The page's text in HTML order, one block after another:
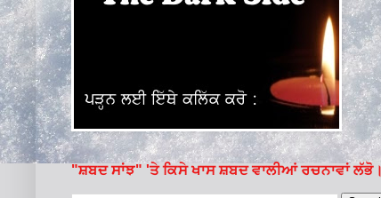
"ਸ਼ਬਦ ਸਾਂਝ" 'ਤੇ ਕਿਸੇ ਖਾਸ ਸ਼ਬਦ ਵਾਲੀਆਂ ਰਚਨਾਵਾਂ ਲੱਭੋ।